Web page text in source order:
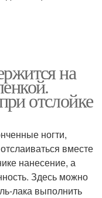
на
отслойке
ногти,
вместе
нанесение, а
Здесь можно
лака выполнить